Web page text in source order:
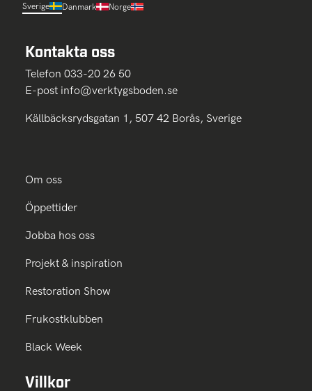
Sverige Danmark Norge
Kontakta oss
Telefon 033-20 26 50
E-post info@verktygsboden.se
Källbäcksrydsgatan 1, 507 42 Borås, Sverige
Om oss
Öppettider
Jobba hos oss
Projekt & inspiration
Restoration Show
Frukostklubben
Black Week
Villkor